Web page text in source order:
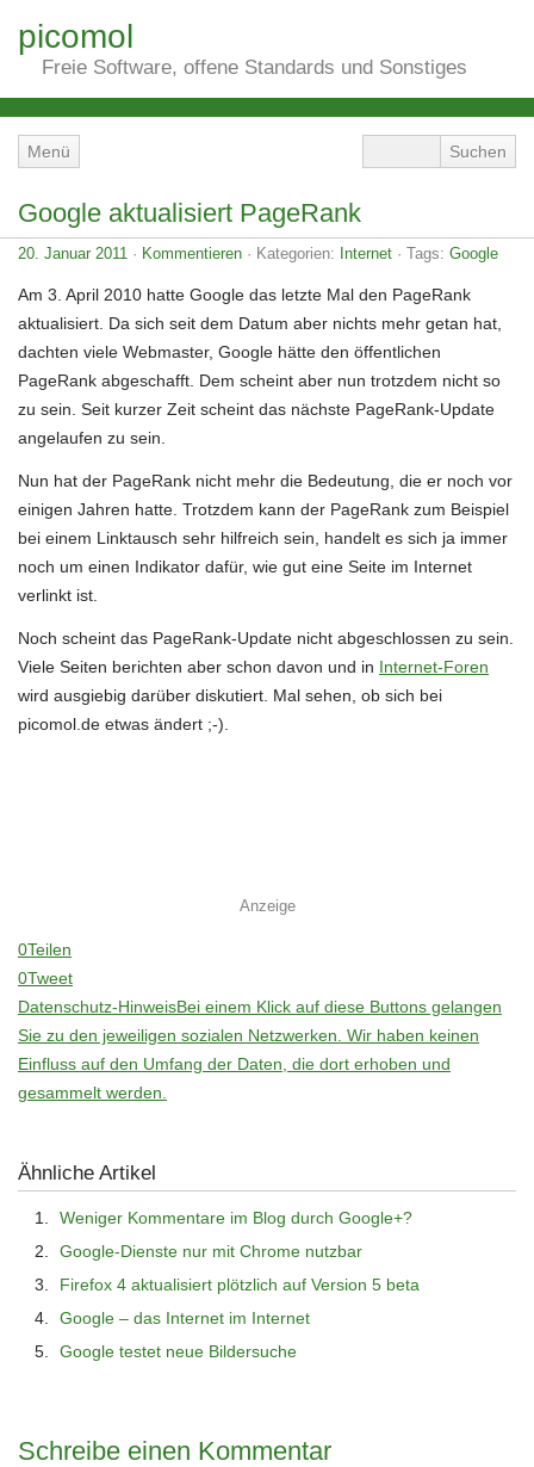
picomol
Freie Software, offene Standards und Sonstiges
Menü
Google aktualisiert PageRank
20. Januar 2011 · Kommentieren · Kategorien: Internet · Tags: Google
Am 3. April 2010 hatte Google das letzte Mal den PageRank
aktualisiert. Da sich seit dem Datum aber nichts mehr getan hat,
dachten viele Webmaster, Google hätte den öffentlichen
PageRank abgeschafft. Dem scheint aber nun trotzdem nicht so
zu sein. Seit kurzer Zeit scheint das nächste PageRank-Update
angelaufen zu sein.
Nun hat der PageRank nicht mehr die Bedeutung, die er noch vor
einigen Jahren hatte. Trotzdem kann der PageRank zum Beispiel
bei einem Linktausch sehr hilfreich sein, handelt es sich ja immer
noch um einen Indikator dafür, wie gut eine Seite im Internet
verlinkt ist.
Noch scheint das PageRank-Update nicht abgeschlossen zu sein.
Viele Seiten berichten aber schon davon und in Internet-Foren
wird ausgiebig darüber diskutiert. Mal sehen, ob sich bei
picomol.de etwas ändert ;-).
Anzeige
0Teilen
0Tweet
Datenschutz-HinweisBei einem Klick auf diese Buttons gelangen
Sie zu den jeweiligen sozialen Netzwerken. Wir haben keinen
Einfluss auf den Umfang der Daten, die dort erhoben und
gesammelt werden.
Ähnliche Artikel
Weniger Kommentare im Blog durch Google+?
Google-Dienste nur mit Chrome nutzbar
Firefox 4 aktualisiert plötzlich auf Version 5 beta
Google – das Internet im Internet
Google testet neue Bildersuche
Schreibe einen Kommentar